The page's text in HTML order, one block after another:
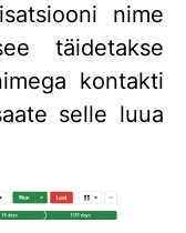
nime
täidetakse
kontakti
selle luua